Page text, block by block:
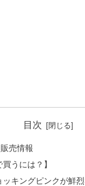
目次
売情報
うには？】
キングピンクが鮮